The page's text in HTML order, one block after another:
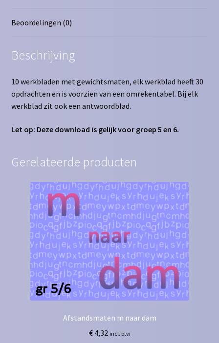
Beoordelingen (0)
Beschrijving
10 werkbladen met gewichtsmaten, elk werkblad heeft 30
opdrachten en is voorzien van een omrekentabel. Bij elk
werkblad zit ook een antwoordblad.
Let op: Deze download is gelijk voor groep 5 en 6.
Gerelateerde producten
Afstandsmaten m naar dam
€4,32 incl. btw